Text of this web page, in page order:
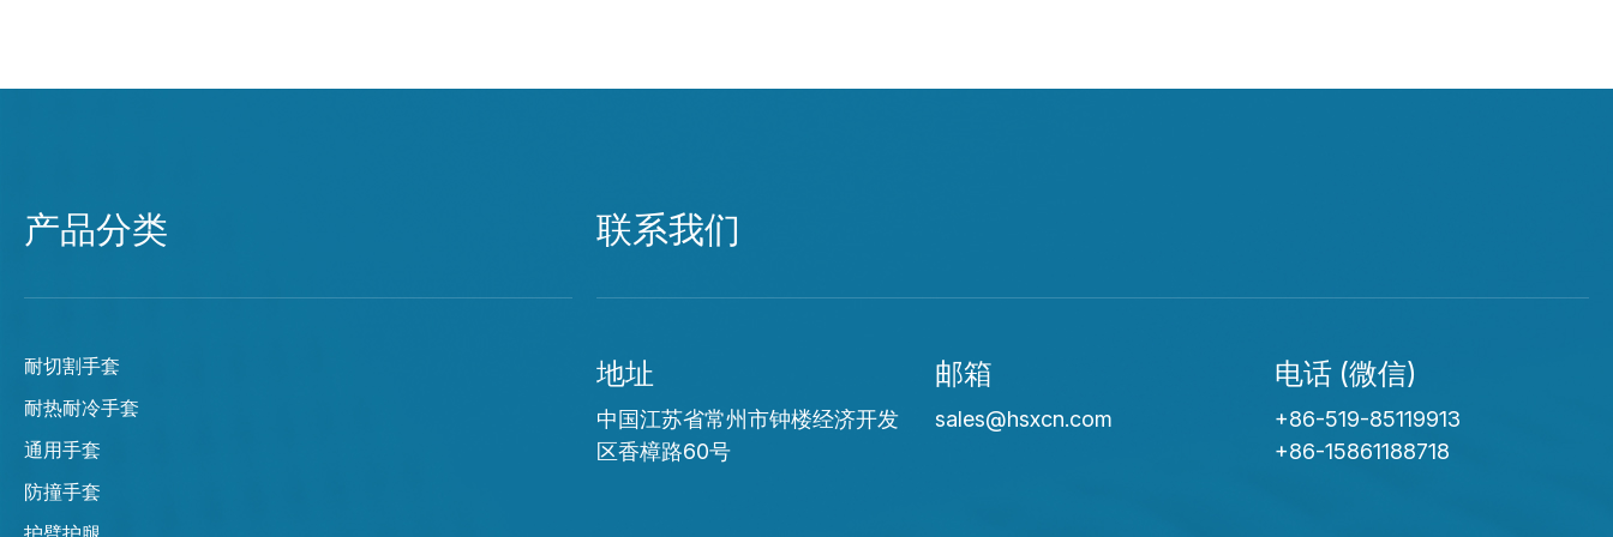
产品分类
耐切割手套
耐热耐冷手套
通用手套
防撞手套
联系我们
地址
中国江苏省常州市钟楼经济开发
区香樟路60号
邮箱
sales@hsxcn.com
电话 (微信)
+86-519-85119913
+86-15861188718